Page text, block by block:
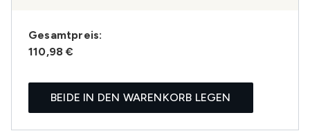
Gesamtpreis:
110,98 €
BEIDE IN DEN WARENKORB LEGEN